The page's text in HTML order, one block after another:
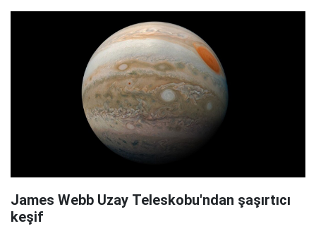
James Webb Uzay Teleskobu'ndan şaşırtıcı
keşif